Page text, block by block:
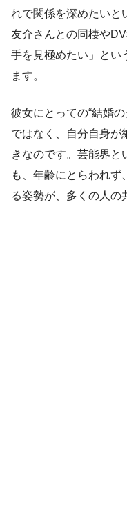
れで関係を深めたいと
友介さんとの同棲や
手を見極めたい」とい
ます。
彼女にとっての“結婚
ではなく、自分自身が
きなのです。芸能界と
も、年齢にとらわれず
る姿勢が、多くの人の